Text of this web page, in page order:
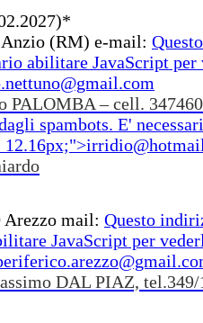
(RM) e-mail:
abilitare JavaScript per
PALOMBA – cell.
spambots. E'
Arezzo mail: Questo
JavaScript per
DAL PIAZ, tel.349/